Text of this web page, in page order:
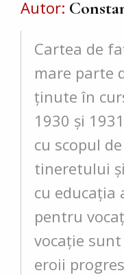
Autor
Cartea de
mare parte
ținute în
1930 și
cu scopul
tineretului
cu educația
pentru
vocație
eroii